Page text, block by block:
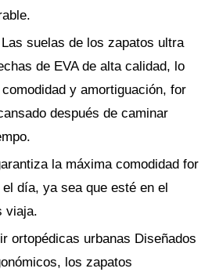
suelas de los zapatos ultra
de EVA de alta calidad, lo
y amortiguación, for
después de caminar
la máxima comodidad for
día, ya sea que esté en el
viaja.
ortopédicas urbanas Diseñados
los zapatos